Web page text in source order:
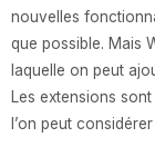
nouvelles
que possible. Mais
laquelle on peut
Les extensions sont
l’on peut